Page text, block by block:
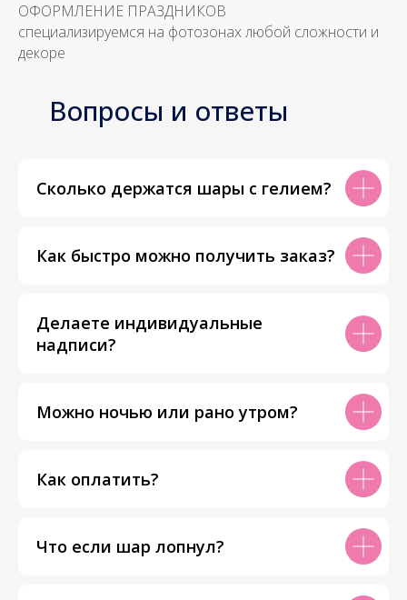
ОФОРМЛЕНИЕ ПРАЗДНИКОВ
специализируемся на фотозонах любой сложности и
декоре
Вопросы и ответы
Сколько держатся шары с гелием?
Как быстро можно получить заказ?
Делаете индивидуальные
надписи?
Можно ночью или рано утром?
Как оплатить?
Что если шар лопнул?